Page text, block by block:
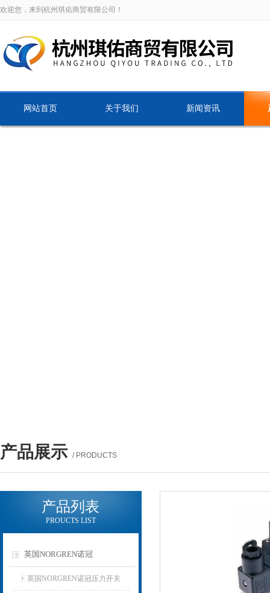
欢迎您，来到杭州琪佑商贸有限公司！
网站首页 关于我们 新闻资讯
产品展示 / PRODUCTS
产品列表
PROUCTS LIST
英国NORGREN诺冠
英国NORGREN诺冠压力开关